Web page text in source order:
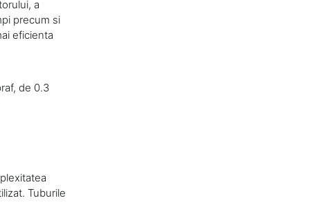
a
precum si
eficienta
de 0.3
Tuburile